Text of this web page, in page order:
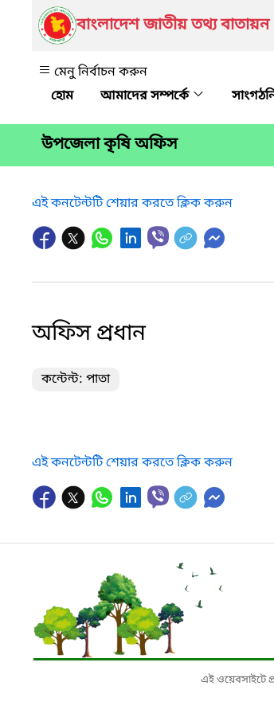
বাংলাদেশ জাতীয় তথ্য বাতায়ন
মেনু নির্বাচন করুন
আমাদের সম্পর্কে
উপজেলা কৃষি অফিস
এই কনটেন্টটি শেয়ার করতে ক্লিক করুন
অফিস প্রধান
কন্টেন্ট: পাতা
এই কনটেন্টটি শেয়ার করতে ক্লিক করুন
এই ওয়েবসাইটে